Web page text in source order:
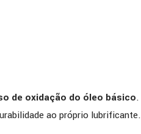
de oxidação do óleo básico.
ao próprio lubrificante.